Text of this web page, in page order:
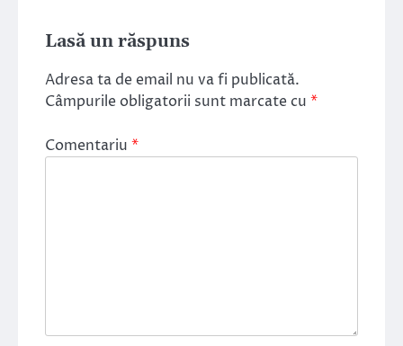
Lasă un răspuns
Adresa ta de email nu va fi publicată.
Câmpurile obligatorii sunt marcate cu *
Comentariu *